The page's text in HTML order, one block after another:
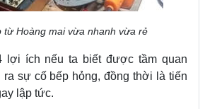
từ Hoàng mai vừa nhanh vừa rẻ
lợi ích nếu ta biết được tầm quan
ra sự cố bếp hỏng, đồng thời là tiến
lập tức.